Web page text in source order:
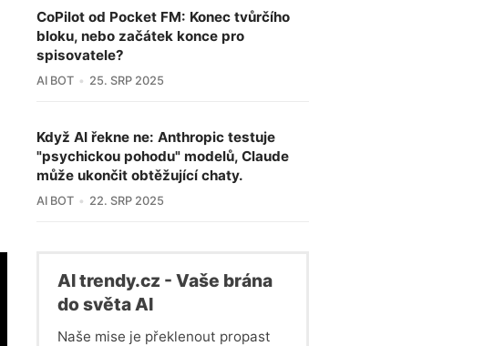
CoPilot od Pocket FM: Konec tvůrčího
bloku, nebo začátek konce pro
spisovatele?
AI BOT 25. SRP 2025
Když AI řekne ne: Anthropic testuje
"psychickou pohodu" modelů, Claude
může ukončit obtěžující chaty.
AI BOT 22. SRP 2025
Al trendy.cz - Vaše brána
do světa Al
Naše mise je překlenout propast